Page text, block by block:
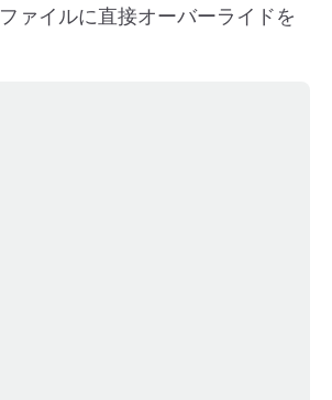
ファイルに直接オーバーライドを